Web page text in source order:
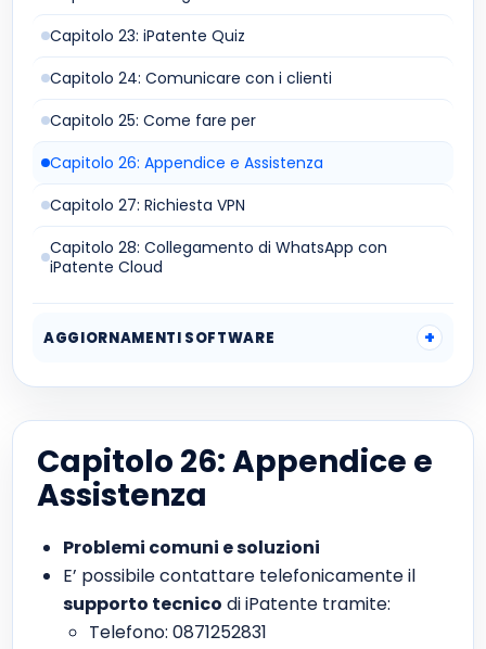
Capitolo 23: iPatente Quiz
Capitolo 24: Comunicare con i clienti
Capitolo 25: Come fare per
Capitolo 26: Appendice e Assistenza
Capitolo 27: Richiesta VPN
Capitolo 28: Collegamento di WhatsApp con
iPatente Cloud
AGGIORNAMENTI SOFTWARE
Capitolo 26: Appendice e
Assistenza
Problemi comuni e soluzioni
E’ possibile contattare telefonicamente il
supporto tecnico di iPatente tramite:
Telefono: 0871252831